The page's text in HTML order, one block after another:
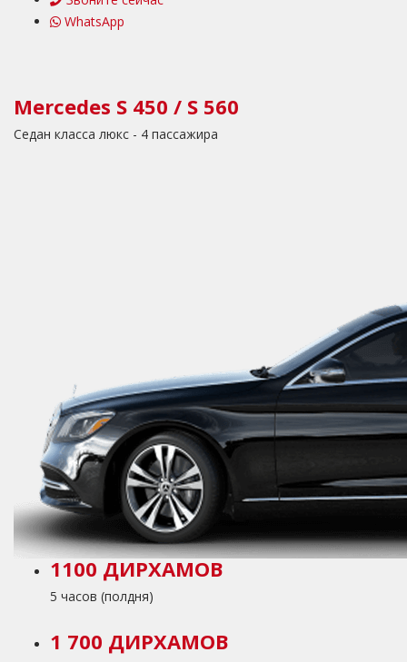
WhatsApp
Mercedes S 450 / S 560
Седан класса люкс - 4 пассажира
1100 ДИРХАМОВ
5 часов (полдня)
1 700 ДИРХАМОВ